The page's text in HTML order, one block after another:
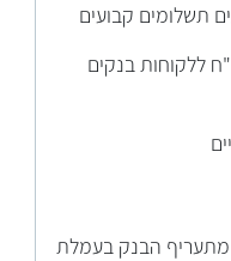
תשלומים קבועים
ללקוחות בנקים
קבלת הטבה בשיעור של 25% מתעריף הבנק בעמלת